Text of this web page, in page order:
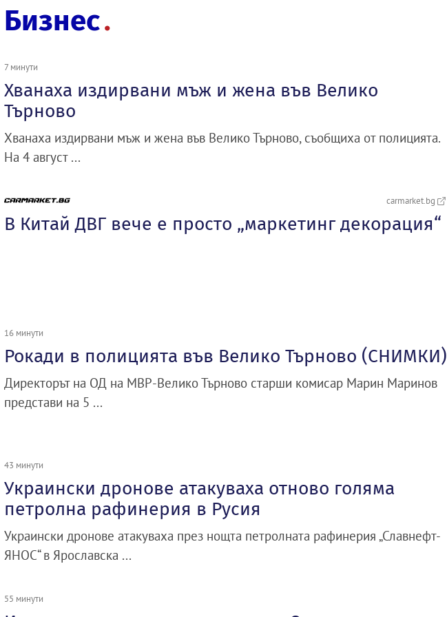
Бизнес
7 минути
Хванаха издирвани мъж и жена във Велико
Търново
Хванаха издирвани мъж и жена във Велико Търново, съобщиха от полицията.
На 4 август ...
carmarket.bg
В Китай ДВГ вече е просто „маркетинг декорация“
16 минути
Рокади в полицията във Велико Търново (СНИМКИ)
Директорът на ОД на МВР-Велико Търново старши комисар Марин Маринов
представи на 5 ...
43 минути
Украински дронове атакуваха отново голяма
петролна рафинерия в Русия
Украински дронове атакуваха през нощта петролната рафинерия „Славнефт-
ЯНОС“ в Ярославска ...
55 минути